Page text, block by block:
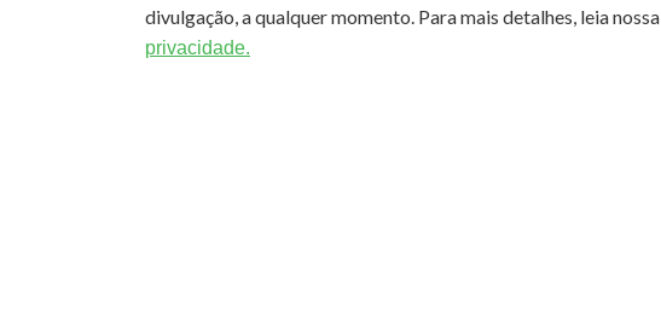
divulgação, a qualquer momento. Para mais detalhes, leia nossa
privacidade.